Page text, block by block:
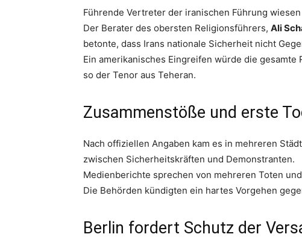
Führende Vertreter der iranischen Führung
Der Berater des obersten Religionsführers, Ali
betonte, dass Irans nationale Sicherheit nicht
Ein amerikanisches Eingreifen würde die gesamte
so der Tenor aus Teheran.
Zusammenstöße und erste
Nach offiziellen Angaben kam es in mehreren
zwischen Sicherheitskräften und Demonstranten.
Medienberichte sprechen von mehreren Toten
Die Behörden kündigten ein hartes Vorgehen
Berlin fordert Schutz der